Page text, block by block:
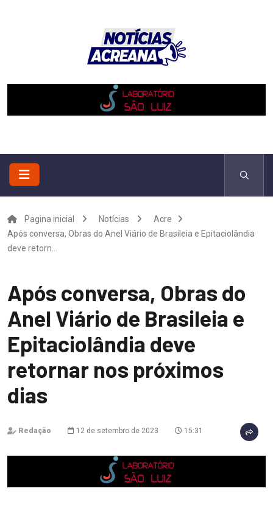
Pagina inicial Notícias
Acre
Após conversa, Obras do Anel Viário de Brasileia e Epitaciolândia
deve retorn...
Após conversa, Obras do
Anel Viário de Brasileia e
Epitaciolândia deve
retornar nos próximos
dias
Redação 12 de setembro de 2023 15:31